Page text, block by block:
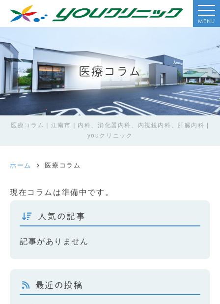
MENU
医療コラム
医療コラム｜江南市｜内科、消化器内科、内視鏡内科、肝臓内科 |
youクリニック
ホーム 医療コラム
現在コラムは準備中です。
人気の記事
記事がありません
最近の投稿